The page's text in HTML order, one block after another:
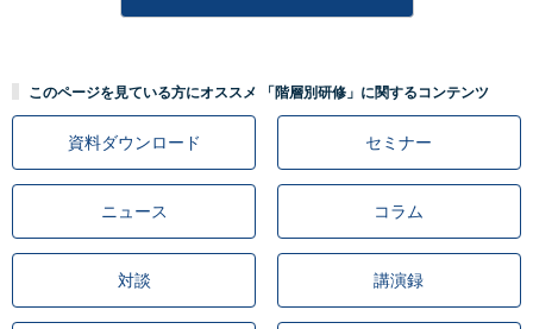
このページを見ている方にオススメ 「階層別研修」に関するコンテンツ
資料ダウンロード セミナー
ニュース コラム
対談 講演録